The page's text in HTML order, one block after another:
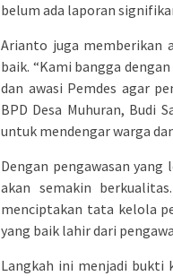
belum ada laporan
Arianto juga memberikan
baik. “Kami bangga
dan awasi Pemdes agar
BPD Desa Muhuran, Budi
untuk mendengar warga
Dengan pengawasan
akan semakin
menciptakan tata kelola
yang baik lahir dari
Langkah ini menjadi bukti